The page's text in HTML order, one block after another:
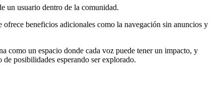
un usuario dentro de la comunidad.
beneficios adicionales como la navegación sin anuncios y
como un espacio donde cada voz puede tener un impacto, y
posibilidades esperando ser explorado.